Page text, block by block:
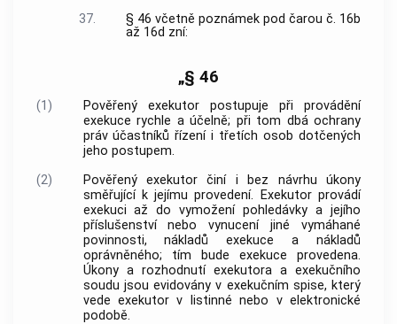
37.
§ 46 včetně poznámek pod čarou č. 16b
až 16d zní:
„§ 46
(1)
Pověřený exekutor postupuje při provádění
exekuce rychle a účelně; při tom dbá ochrany
práv účastníků řízení i třetích osob dotčených
jeho postupem.
(2)
Pověřený exekutor činí i bez návrhu úkony
směřující k jejímu provedení. Exekutor provádí
exekuci až do vymožení pohledávky a jejího
příslušenství nebo vynucení jiné vymáhané
povinnosti, nákladů exekuce a nákladů
oprávněného; tím bude exekuce provedena.
Úkony a rozhodnutí exekutora a exekučního
soudu jsou evidovány v exekučním spise, který
vede exekutor v listinné nebo v elektronické
podobě.